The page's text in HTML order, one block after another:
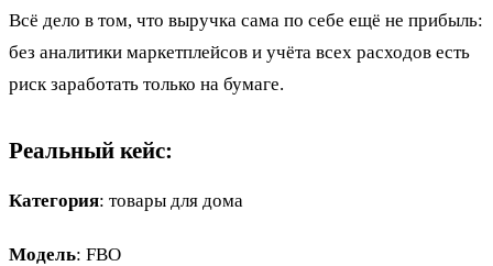
Всё дело в том, что выручка сама по себе ещё не прибыль:
без аналитики маркетплейсов и учёта всех расходов есть
риск заработать только на бумаге.
Реальный кейс:
Категория: товары для дома
Модель: FBO